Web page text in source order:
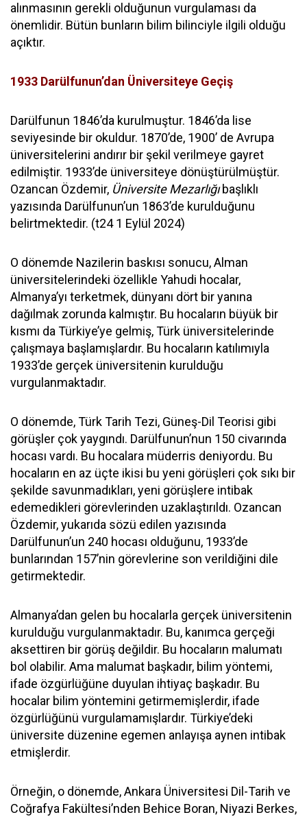
alınmasının gerekli olduğunun vurgulaması da
önemlidir. Bütün bunların bilim bilinciyle ilgili olduğu
açıktır.
1933 Darülfunun’dan Üniversiteye Geçiş
Darülfunun 1846’da kurulmuştur. 1846’da lise
seviyesinde bir okuldur. 1870’de, 1900’ de Avrupa
üniversitelerini andırır bir şekil verilmeye gayret
edilmiştir. 1933’de üniversiteye dönüştürülmüştür.
Ozancan Özdemir, Üniversite Mezarlığıbaşlıklı
yazısında Darülfunun’un 1863’de kurulduğunu
belirtmektedir. (t24 1 Eylül 2024)
O dönemde Nazilerin baskısı sonucu, Alman
üniversitelerindeki özellikle Yahudi hocalar,
Almanya’yı terketmek, dünyanı dört bir yanına
dağılmak zorunda kalmıştır. Bu hocaların büyük bir
kısmı da Türkiye’ye gelmiş, Türk üniversitelerinde
çalışmaya başlamışlardır. Bu hocaların katılımıyla
1933’de gerçek üniversitenin kurulduğu
vurgulanmaktadır.
O dönemde, Türk Tarih Tezi, Güneş-Dil Teorisi gibi
görüşler çok yaygındı. Darülfunun’nun 150 civarında
hocası vardı. Bu hocalara müderris deniyordu. Bu
hocaların en az üçte ikisi bu yeni görüşleri çok sıkı bir
şekilde savunmadıkları, yeni görüşlere intibak
edemedikleri görevlerinden uzaklaştırıldı. Ozancan
Özdemir, yukarıda sözü edilen yazısında
Darülfunun’un 240 hocası olduğunu, 1933’de
bunlarından 157’nin görevlerine son verildiğini dile
getirmektedir.
Almanya’dan gelen bu hocalarla gerçek üniversitenin
kurulduğu vurgulanmaktadır. Bu, kanımca gerçeği
aksettiren bir görüş değildir. Bu hocaların malumatı
bol olabilir. Ama malumat başkadır, bilim yöntemi,
ifade özgürlüğüne duyulan ihtiyaç başkadır. Bu
hocalar bilim yöntemini getirmemişlerdir, ifade
özgürlüğünü vurgulamamışlardır. Türkiye’deki
üniversite düzenine egemen anlayışa aynen intibak
etmişlerdir.
Örneğin, o dönemde, Ankara Üniversitesi Dil-Tarih ve
Coğrafya Fakültesi’nden Behice Boran, Niyazi Berkes,